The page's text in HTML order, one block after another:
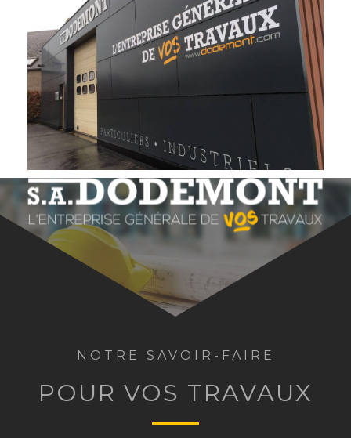
NOTRE SAVOIR-FAIRE
POUR VOS TRAVAUX